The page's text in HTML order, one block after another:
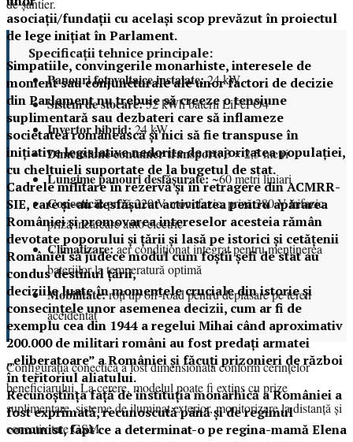
asociaţii/fundaţii cu acelaşi scop prevăzut în proiectul
de lege iniţiat în Parlament.
Simpatiile, convingerile monarhiste, interesele de
moment sau conjuncturale ale unor factori de decizie
din Parlament nu trebuie să creeze o tensiune
suplimentară sau dezbateri care să inflameze
societatea românească şi nici să fie transpuse în
iniţiative legislative nedorite de majoritatea populaţiei,
cu cheltuieli suportate de la bugetul de stat.
Cadrele militare în rezervă şi în retragere din ACMRR-
SIE, care şi-au desfăşurat activitatea pentru apărarea
României şi promovarea intereselor acesteia rămân
devotate poporului şi ţării şi lasă pe istorici şi cetăţenii
României să judece modul cum foştii şefi de stat au
condus destinul ţării,
deciziile luate în momentele cruciale din istorie şi
consecinţele unor asemenea decizii, cum ar fi de
exemplu cea din 1944 a regelui Mihai când aproximativ
200.000 de militari români au fost predați armatei
„eliberatoare” a României şi făcuți prizonieri de război
în teritoriul aliatului.
Recunoştinţa faţă de instituţia monarhică a României a
fost exprimată, recunoscută până şi de regimul
comunist, fapt ce a determinat-o pe regina-mamă Elena
de șantier.
Specificații tehnice principale:
Panouri fotovoltaice instalate:24 kW
Sistem de stocare:52 kWh baterii LiFePO4
Invertor hibrid:24 kW
Dimensiune container transport:3 × 2,5 metri
Lungime panouri desfășurate:~60 metri liniari
Conectică:priză 220 V monofazic, priză 380 V trifazic,
priză încărcare auto electric
Climatizare:aer condiționat integrat pentru menținerea
bateriilor la temperatură optimă
Mobilitate:roți tip off-road pentru deplasare pe teren
accidentat
Configurația conectică a fost dimensionată conform cerințelor
beneficiarului. La cerere, modelul poate fi extins cu prize
suplimentare, sisteme de iluminat exterior, monitorizare la distanță și
conectivitate GSM.